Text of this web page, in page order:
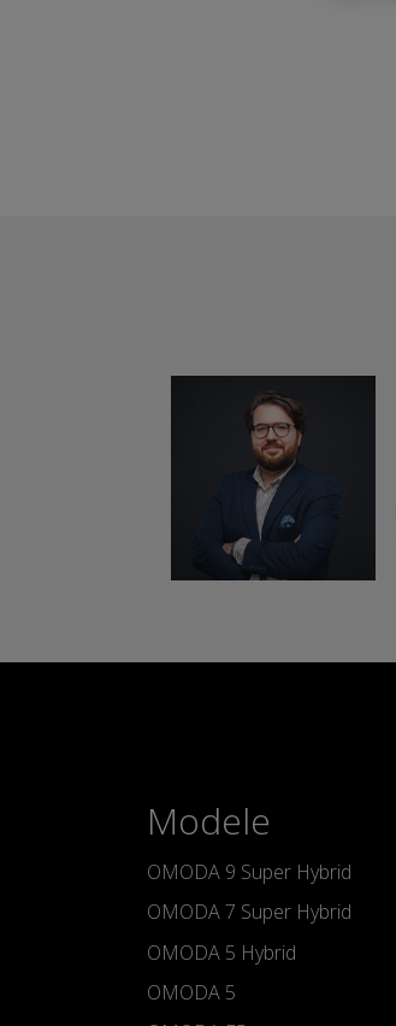
Modele
OMODA 9 Super Hybrid
OMODA 7 Super Hybrid
OMODA 5 Hybrid
OMODA 5